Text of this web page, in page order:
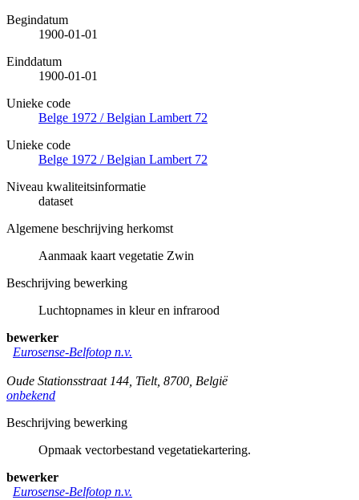
Begindatum
1900-01-01
Einddatum
1900-01-01
Unieke code
Belge 1972 / Belgian Lambert 72
Unieke code
Belge 1972 / Belgian Lambert 72
Niveau kwaliteitsinformatie
dataset
Algemene beschrijving herkomst
Aanmaak kaart vegetatie Zwin
Beschrijving bewerking
Luchtopnames in kleur en infrarood
bewerker
Eurosense-Belfotop n.v.
Oude Stationsstraat 144 Tielt, 8700 België
onbekend
Beschrijving bewerking
Opmaak vectorbestand vegetatiekartering.
bewerker
Eurosense-Belfotop n.v.